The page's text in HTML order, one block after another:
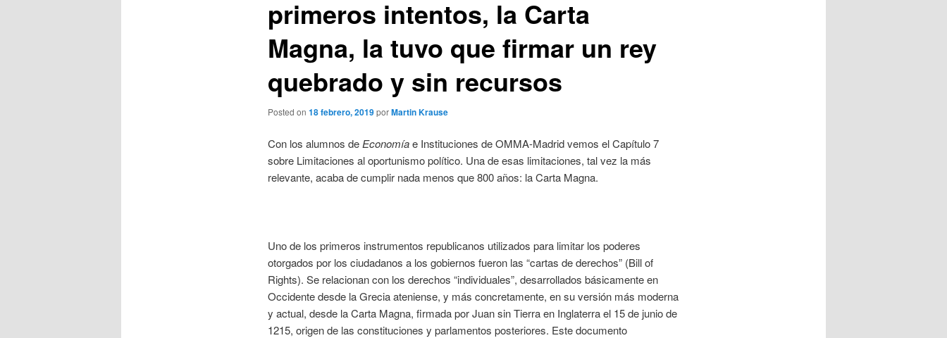
primeros intentos, la Carta
Magna, la tuvo que firmar un rey
quebrado y sin recursos
Posted on 18 febrero, 2019porMartin Krause
Con los alumnos de Economíae Instituciones de OMMA-Madrid vemos el Capítulo 7
sobre Limitaciones al oportunismo político. Una de esas limitaciones, tal vez la más
relevante, acaba de cumplir nada menos que 800 años: la Carta Magna.
Uno de los primeros instrumentos republicanos utilizados para limitar los poderes
otorgados por los ciudadanos a los gobiernos fueron las “cartas de derechos” (Bill of
Rights). Se relacionan con los derechos “individuales”, desarrollados básicamente en
Occidente desde la Grecia ateniense, y más concretamente, en su versión más moderna
y actual, desde la Carta Magna, firmada por Juan sin Tierra en Inglaterra el 15 de junio de
1215, origen de las constituciones y parlamentos posteriores. Este documento